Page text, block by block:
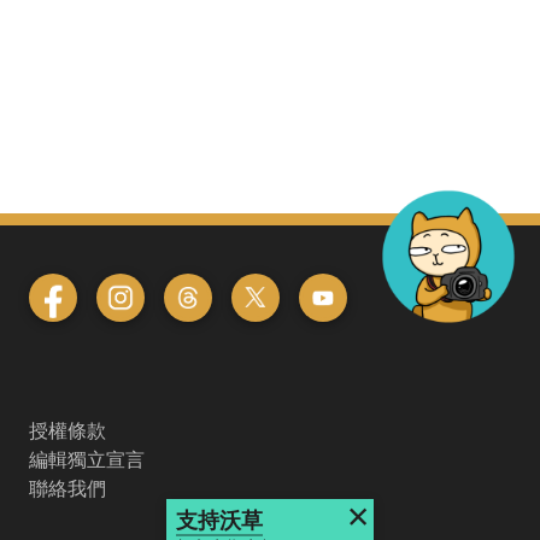
授權條款
編輯獨立宣言
聯絡我們
支持沃草 ×